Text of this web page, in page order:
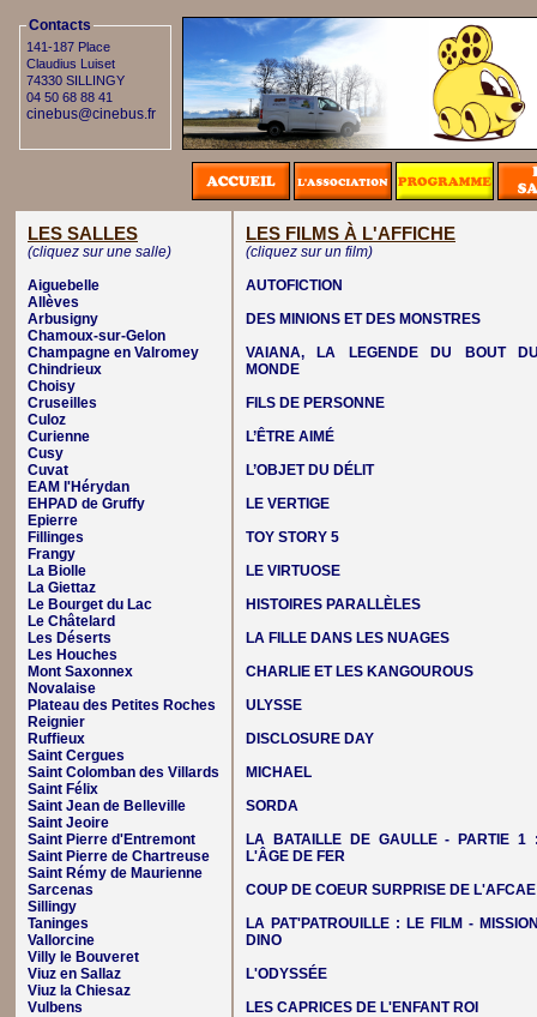
Contacts
141-187 Place
Claudius Luiset
74330 SILLINGY
04 50 68 88 41
cinebus@cinebus.fr
LES SALLES
(cliquez sur une salle)
Aiguebelle
Allèves
Arbusigny
Chamoux-sur-Gelon
Champagne en Valromey
Chindrieux
Choisy
Cruseilles
Culoz
Curienne
Cusy
Cuvat
EAM l'Hérydan
EHPAD de Gruffy
Epierre
Fillinges
Frangy
La Biolle
La Giettaz
Le Bourget du Lac
Le Châtelard
Les Déserts
Les Houches
Mont Saxonnex
Novalaise
Plateau des Petites Roches
Reignier
Ruffieux
Saint Cergues
Saint Colomban des Villards
Saint Félix
Saint Jean de Belleville
Saint Jeoire
Saint Pierre d'Entremont
Saint Pierre de Chartreuse
Saint Rémy de Maurienne
Sarcenas
Sillingy
Taninges
Vallorcine
Villy le Bouveret
Viuz en Sallaz
Viuz la Chiesaz
Vulbens
LES FILMS À L'AFFICHE
(cliquez sur un film)
AUTOFICTION
DES MINIONS ET DES MONSTRES
VAIANA, LA LEGENDE DU BOUT
MONDE
FILS DE PERSONNE
L’ÊTRE AIMÉ
L’OBJET DU DÉLIT
LE VERTIGE
TOY STORY 5
LE VIRTUOSE
HISTOIRES PARALLÈLES
LA FILLE DANS LES NUAGES
CHARLIE ET LES KANGOUROUS
ULYSSE
DISCLOSURE DAY
MICHAEL
SORDA
LA BATAILLE DE GAULLE - PARTIE 1
L'ÂGE DE FER
COUP DE COEUR SURPRISE DE L'AFCAE
LA PAT'PATROUILLE : LE FILM -
DINO
L'ODYSSÉE
LES CAPRICES DE L'ENFANT ROI